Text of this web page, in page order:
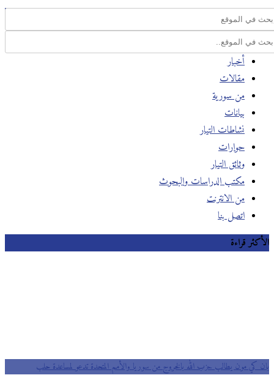
أخبار
مقالات
من سورية
بيانات
نشاطات التيار
حوارات
وثائق التيار
مكتب الدراسات والبحوث
من الانترنت
اتصل بنا
الأكثر قراءة
بان كي مون يطالب حزب الله بالخروج من سوريا والأمم المتحدة تدعو لمساعدة حلب